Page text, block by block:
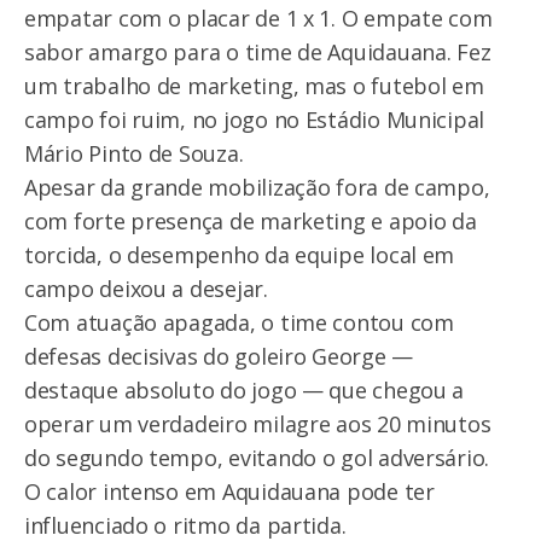
empatar com o placar de 1 x 1. O empate com
sabor amargo para o time de Aquidauana. Fez
um trabalho de marketing, mas o futebol em
campo foi ruim, no jogo no Estádio Municipal
Mário Pinto de Souza.
Apesar da grande mobilização fora de campo,
com forte presença de marketing e apoio da
torcida, o desempenho da equipe local em
campo deixou a desejar.
Com atuação apagada, o time contou com
defesas decisivas do goleiro George —
destaque absoluto do jogo — que chegou a
operar um verdadeiro milagre aos 20 minutos
do segundo tempo, evitando o gol adversário.
O calor intenso em Aquidauana pode ter
influenciado o ritmo da partida.